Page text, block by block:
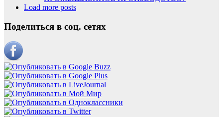
Load more posts
Поделиться в соц. сетях